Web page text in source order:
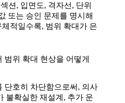
션, 입면도, 격자선, 단위
또는 승인 문제를 명시해
적일수록, 범위 확대가 은
범위 확대 현상을 어떻게
단호히 차단함으로써, 의사
불확실한 재설계, 추가 운